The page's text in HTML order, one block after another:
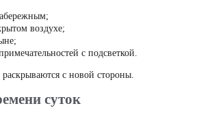
воздухе;
с подсветкой.
с новой стороны.
суток